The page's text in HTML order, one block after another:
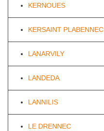
KERNOUES
KERSAINT PLABENNEC
LANARVILY
LANDEDA
LANNILIS
LE DRENNEC